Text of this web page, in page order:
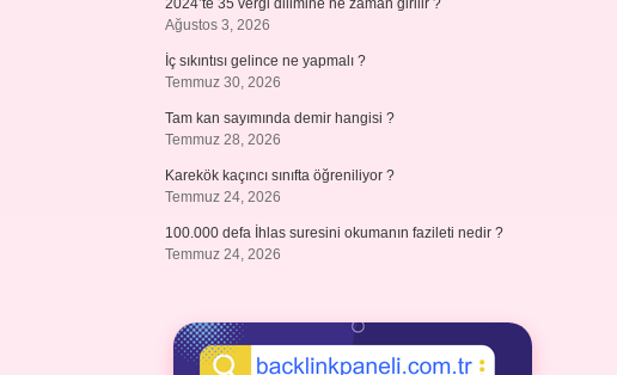
2024’te 35 vergi dilimine ne zaman girilir ?
Ağustos 3, 2026
İç sıkıntısı gelince ne yapmalı ?
Temmuz 30, 2026
Tam kan sayımında demir hangisi ?
Temmuz 28, 2026
Karekök kaçıncı sınıfta öğreniliyor ?
Temmuz 24, 2026
100.000 defa İhlas suresini okumanın fazileti nedir ?
Temmuz 24, 2026